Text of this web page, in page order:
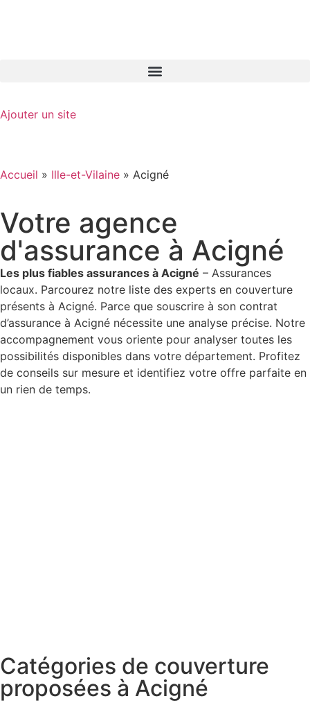
Ajouter un site
Accueil » Ille-et-Vilaine » Acigné
Votre agence
d'assurance à Acigné
Les plus fiables assurances à Acigné – Assurances
locaux. Parcourez notre liste des experts en couverture
présents à Acigné. Parce que souscrire à son contrat
d’assurance à Acigné nécessite une analyse précise. Notre
accompagnement vous oriente pour analyser toutes les
possibilités disponibles dans votre département. Profitez
de conseils sur mesure et identifiez votre offre parfaite en
un rien de temps.
Catégories de couverture
proposées à Acigné